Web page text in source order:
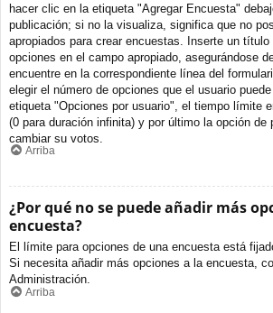
hacer clic en la etiqueta "Agregar Encuesta"
publicación; si no la visualiza, significa que no
apropiados para crear encuestas. Inserte un
opciones en el campo apropiado, asegurándose
encuentre en la correspondiente línea del
elegir el número de opciones que el usuario
etiqueta "Opciones por usuario", el tiempo límite
(0 para duración infinita) y por último la opción de
cambiar su votos.
Arriba
¿Por qué no se puede añadir más
encuesta?
El límite para opciones de una encuesta está
Si necesita añadir más opciones a la encuesta,
Administración.
Arriba